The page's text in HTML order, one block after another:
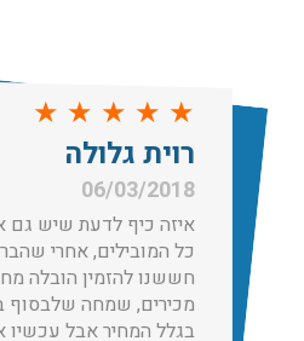
★
★
★
★
★
רוית גלולה
06/03/2018
איזה כיף לדעת שיש גם
כל המובילים, אחרי
חששנו להזמין הובלה
מכירים, שמחה שלבסוף
בגלל המחיר אבל עכשיו
שצריך! פורטל המובילים בישראל
ברמה הגבוהה ביותר, לקבלת
עודכן לאחרונה: 31/
הובלות בתל אביב:
עודכן לאחרונה: 30/03/